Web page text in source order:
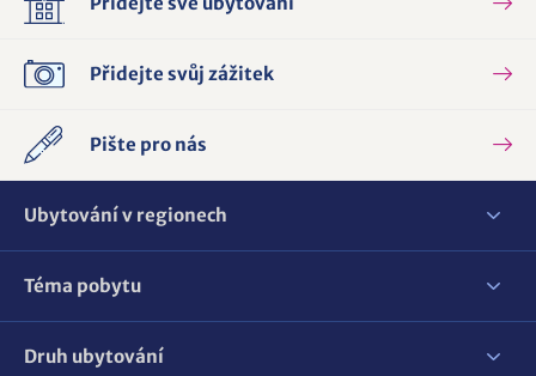
Přidejte svůj zážitek
Pište pro nás
Ubytování v regionech
Téma pobytu
Druh ubytování